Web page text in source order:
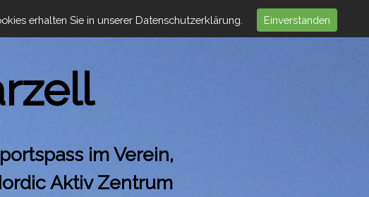
erhalten Sie in unserer Datenschutzerklärung.
Einverstanden
im Verein,
Aktiv Zentrum